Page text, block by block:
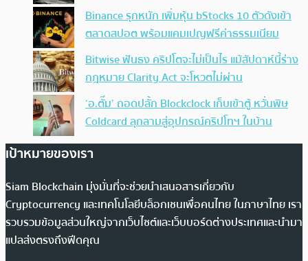
Binance รุกหนัก เพิ่มหุ้น bStocks 10 ตัวดังเข้า
ตลาดสปอต พร้อมแคมเปญฟรีค่าธรรมเนียม
Bitwise ฟันธง คริปโตจะไม่เป็นไร แม้สัปดาห์นี้ร่าง
กฎหมาย Clarity Act จะโหวตไม่ผ่าน
‘อ.ตั๊ม’ ถอดปลั้ก Blockclock เก็บเข้าตู้ หวั่นพิษ
Coldcard ลุกลามสู่อุปกรณ์คริปโทฯ ในบ้าน
เป้าหมายของเรา
Siam Blockchain มุ่งมั่นที่จะช่วยนำเสนอสารเกี่ยวกับ
Cryptocurrency และเทคโนโลยีบล็อกเชนเพื่อคนไทย ในภาษาไทย เรา
รวบรวมข้อมูลส่วนใหญ่จากเว็บไซต์และเว็บบอร์ดต่างประเทศและนำมา
แปลส่งตรงถึงฟีดคุณ